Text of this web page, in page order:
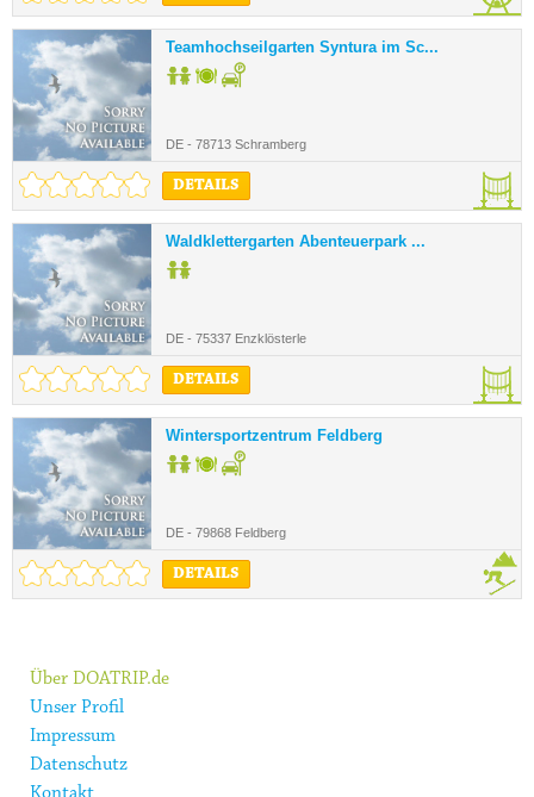
Teamhochseilgarten Syntura im Sc...
DE - 78713 Schramberg
DETAILS
Waldklettergarten Abenteuerpark ...
DE - 75337 Enzklösterle
DETAILS
Wintersportzentrum Feldberg
DE - 79868 Feldberg
DETAILS
Über DOATRIP.de
Unser Profil
Impressum
Datenschutz